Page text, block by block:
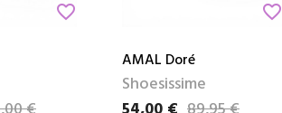
favorite_border favorite_border
AMAL Doré
Shoesissime